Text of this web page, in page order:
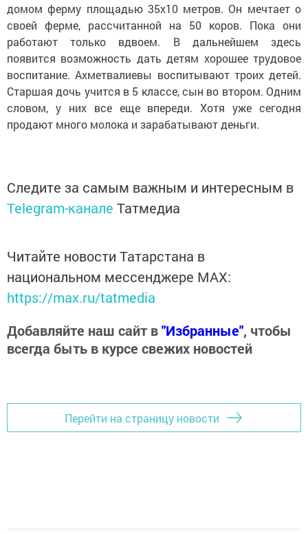
домом ферму площадью 35х10 метров. Он мечтает о
своей ферме, рассчитанной на 50 коров. Пока они
работают только вдвоем. В дальнейшем здесь
появится возможность дать детям хорошее трудовое
воспитание. Ахметвалиевы воспитывают троих детей.
Старшая дочь учится в 5 классе, сын во втором. Одним
словом, у них все еще впереди. Хотя уже сегодня
продают много молока и зарабатывают деньги.
Следите за самым важным и интересным в
Telegram-канале Татмедиа
Читайте новости Татарстана в
национальном мессенджере MАХ:
https://max.ru/tatmedia
Добавляйте наш сайт в"Избранные", чтобы
всегда быть в курсе свежих новостей
Перейти на страницу новости